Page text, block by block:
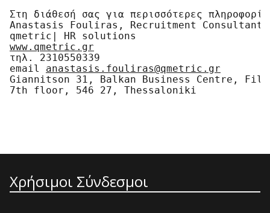
Στη διάθεσή σας για περισσότερες
Anastasis Fouliras, Recruitment Consultant
www.qmetric.gr
τηλ. 2310550339
email anastasis.fouliras@qmetric.gr
Giannitson 31, Balkan Business Centre,
Χρήσιμοι Σύνδεσμοι